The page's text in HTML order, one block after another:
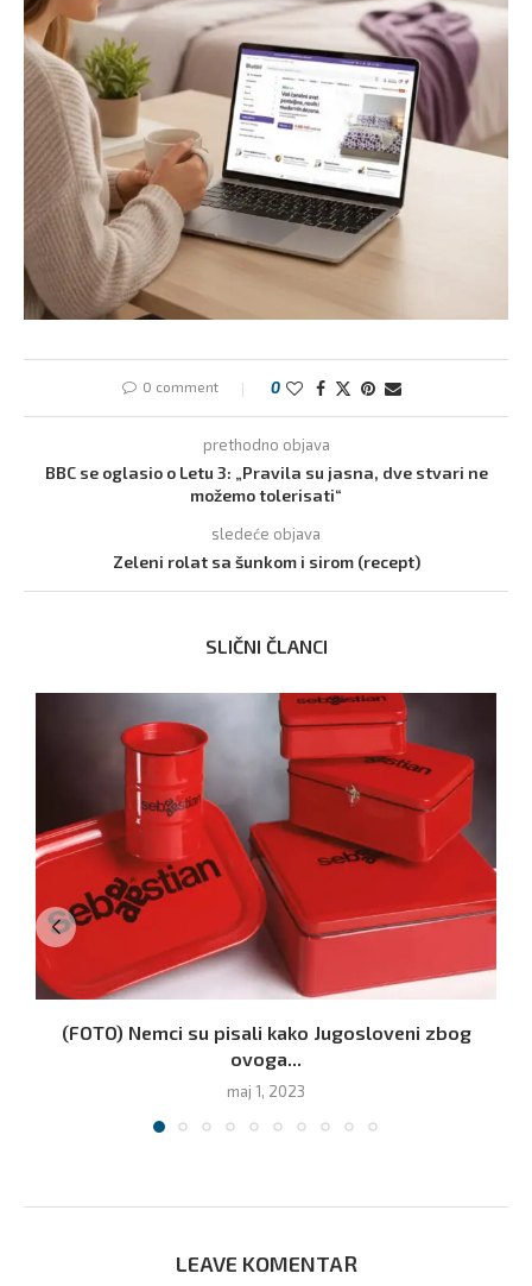
0 comment 0
prethodno objava
BBC se oglasio o Letu 3: „Pravila su jasna, dve stvari ne
možemo tolerisati“
sledeće objava
Zeleni rolat sa šunkom i sirom (recept)
SLIČNI ČLANCI
(FOTO) Nemci su pisali kako Jugosloveni zbog
ovoga...
maj 1, 2023
LEAVE KOMENTAR